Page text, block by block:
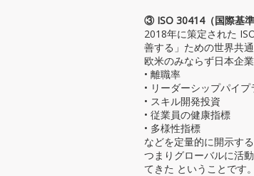
③ ISO 30414（国際基
2018年に策定された
善する」ための世界共
欧米のみならず日本企
• 離職率
• リーダーシップパイプ
• スキル開発投資
• 従業員の健康指標
• 多様性指標
などを定量的に開示す
つまりグローバルに活
てきた ということです。